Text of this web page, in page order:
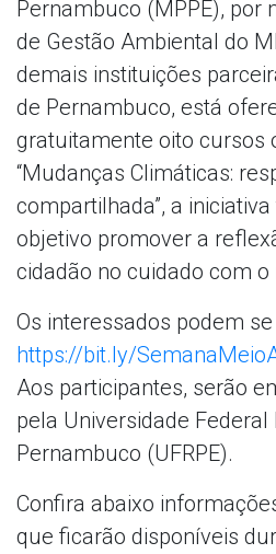
Pernambuco (MPPE), por
de Gestão Ambiental do
demais instituições
de Pernambuco, está
gratuitamente oito cursos
“Mudanças Climáticas:
compartilhada”, a
objetivo promover a
cidadão no cuidado com
Os interessados podem
https://bit.ly/
Aos participantes, serão
pela Universidade Federal
Pernambuco (UFRPE).
Confira abaixo
que ficarão disponíveis